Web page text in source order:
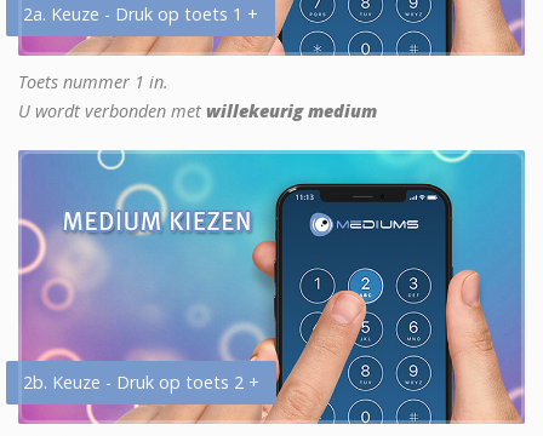
2a. Keuze - Druk op toets 1 +
Toets nummer 1 in.
U wordt verbonden met willekeurig medium
2b. Keuze - Druk op toets 2 +